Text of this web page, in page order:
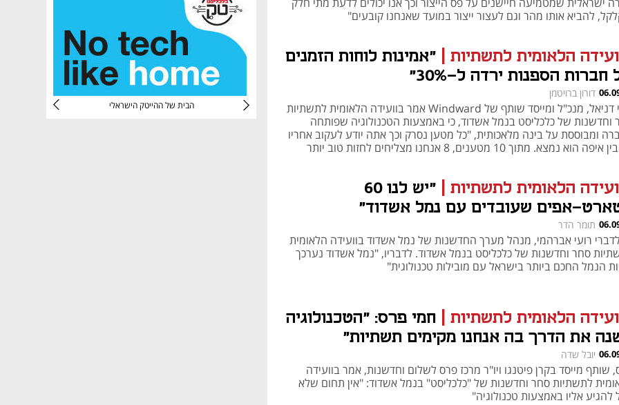
הבית של ההייטק הישראלי CTech – the gateway to Tech You're NXT
להביא אותו מהר וגם לעצור ייצור במועד שאנחנו קובעים"
הלאומית לתשתיות
"אמינות לוחות הזמנים
חברות הספנות ירדה ל-30%"
דורון ברויטמן
עמי דניאל, מנכ"ל ומייסד שותף של Windward אמר בוועידה הלאומית לתשתיות
וחדשנות של כלכליסט בנמל אשדוד, כי באמצעות הטכנולוגיה שפותחה
ומבוססת על בינה מלאכותית, "כל מטען נסרק וכך אתה יודע לעקוב אחריו
ולהבין איפה הוא נמצא. מתוך 10 מטענים, 8 אנחנו מצליחים לחזות טוב יותר
הלאומית לתשתיות
"יש לנו 60
אפים שעובדים עם נמל אשדוד"
תומר הדר
רועי אברהמי, מנהל מערך החדשנות של נמל אשדוד בוועידה הלאומית
סחר וחדשנות של כלכליסט בנמל אשדוד. לדבריו, "נמל אשדוד נערכך
הנמל החכם ביותר בישראל עם מובילות טכנולוגית"
הלאומית לתשתיות
חמי פרס: "הטכנולוגיה
את הדרך בה אנחנו מקימים תשתיות"
יובל שדה
שותף מייסד בקרן פיטנגו ויו"ר מרכז פרס לשלום וחדשנות, אמר בוועידה
לתשתיות סחר וחדשנות של "כלכליסט" בנמל אשדוד: "אין תחום שלא
להגיע אליו באמצעות טכנולוגיה"